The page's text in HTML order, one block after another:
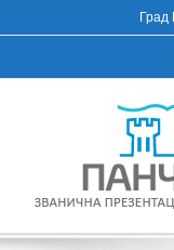
to
Град